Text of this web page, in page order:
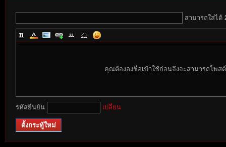
สามารถใส่ได้
คุณต้องลงชื่อเข้าใช้ก่อนจึงจะสามารถโพส
รหัสยืนยัน เปลี่ยน
ตั้งกระทู้ใหม่